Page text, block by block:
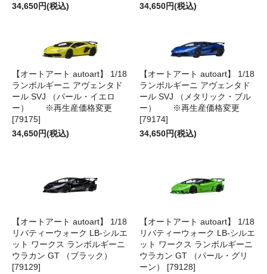
34,650円(税込)
34,650円(税込)
【オートアート autoart】 1/18
ランボルギーニ アヴェンタド
ール SVJ （パール・イエロ
ー） ※再生産価格変更
[79175]
34,650円(税込)
【オートアート autoart】 1/18
ランボルギーニ アヴェンタド
ール SVJ （メタリック・ブル
ー） ※再生産価格変更
[79174]
34,650円(税込)
【オートアート autoart】 1/18
リバティーウォーク LB‐シルエ
ット ワークス ランボルギーニ
ウラカン GT （ブラック）
[79129]
【オートアート autoart】 1/18
リバティーウォーク LB‐シルエ
ット ワークス ランボルギーニ
ウラカン GT （パール・グリ
ーン） [79128]